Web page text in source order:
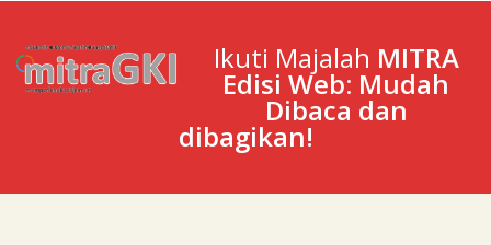
Ikuti Majalah MITRA
Edisi Web: Mudah
Dibaca dan
dibagikan!